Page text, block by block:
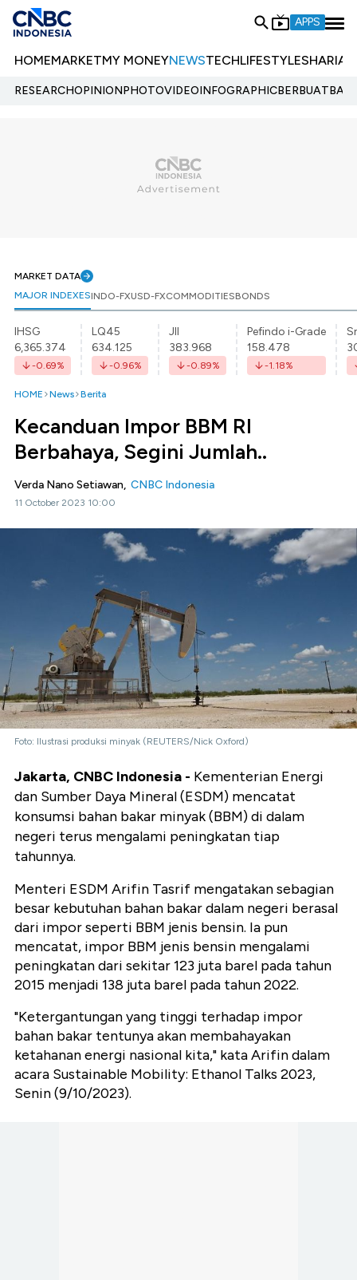
APPS
HOMEMARKETMY MONEYNEWSTECHLIFESTYLESHARIA
RESEARCHOPINIONPHOTOVIDEOINFOGRAPHIC
MARKET DATA
MAJOR INDEXESINDO-FXUSD-FXCOMMODITIESBONDS
IHSG
6,365.374
-0.69%
LQ45
634.125
-0.96%
JII
383.968
-0.89%
Pefindo i-Grade
158.478
-1.18%
HOME News Berita
Kecanduan Impor BBM RI
Berbahaya, Segini Jumlah..
Verda Nano Setiawan, CNBC Indonesia
11 October 2023 10:00
Foto: Ilustrasi produksi minyak (REUTERS/Nick Oxford)
Jakarta, CNBC Indonesia - Kementerian Energi
dan Sumber Daya Mineral (ESDM) mencatat
konsumsi bahan bakar minyak (BBM) di dalam
negeri terus mengalami peningkatan tiap
tahunnya.
Menteri ESDM Arifin Tasrif mengatakan sebagian
besar kebutuhan bahan bakar dalam negeri berasal
dari impor seperti BBM jenis bensin. Ia pun
mencatat, impor BBM jenis bensin mengalami
peningkatan dari sekitar 123 juta barel pada tahun
2015 menjadi 138 juta barel pada tahun 2022.
"Ketergantungan yang tinggi terhadap impor
bahan bakar tentunya akan membahayakan
ketahanan energi nasional kita," kata Arifin dalam
acara Sustainable Mobility: Ethanol Talks 2023,
Senin (9/10/2023).